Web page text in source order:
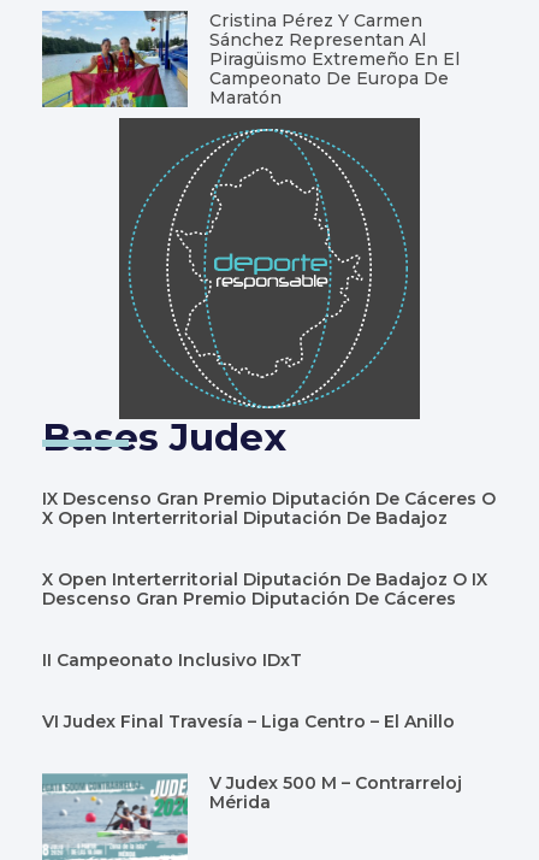
Cristina Pérez Y Carmen
Sánchez Representan Al
Piragüismo Extremeño En El
Campeonato De Europa De
Maratón
Bases Judex
IX Descenso Gran Premio Diputación De Cáceres O
X Open Interterritorial Diputación De Badajoz
X Open Interterritorial Diputación De Badajoz O IX
Descenso Gran Premio Diputación De Cáceres
II Campeonato Inclusivo IDxT
VI Judex Final Travesía – Liga Centro – El Anillo
V Judex 500 M – Contrarreloj
Mérida